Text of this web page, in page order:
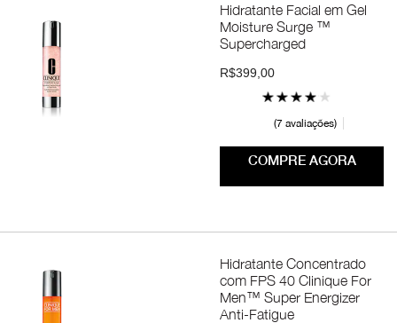
Hidratante Facial em Gel
Moisture Surge ™
Supercharged
R$399,00
7 avaliações
COMPRE AGORA
Hidratante Concentrado
com FPS 40 Clinique For
Men™ Super Energizer
Anti-Fatigue